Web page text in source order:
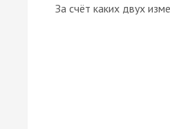
За счёт каких двух